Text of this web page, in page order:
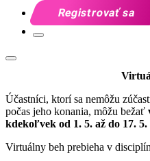
Registrovať sa
Účastníci, ktorí sa nemôžu
počas jeho konania, môžu bežať
kdekoľvek od 1. 5. až do 17. 5.
Virtuálny beh prebieha v